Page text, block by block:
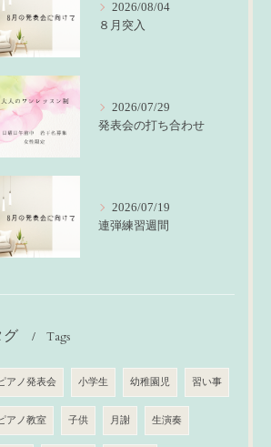
2026/08/04
８月突入
2026/07/29
発表会の打ち合わせ
2026/07/19
連弾練習週間
グ Tags
アノ発表会 小学生 幼稚園児 習い事
アノ教室 子供 月謝 生演奏